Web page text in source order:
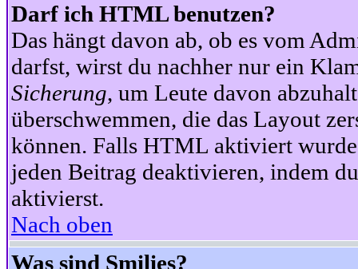
Darf ich HTML benutzen?
Das hängt davon ab, ob es vom
darfst, wirst du nachher nur ein
Sicherung, um Leute davon
überschwemmen, die das Layout
können. Falls HTML aktiviert
jeden Beitrag deaktivieren, indem
aktivierst.
Nach oben
Was sind Smilies?